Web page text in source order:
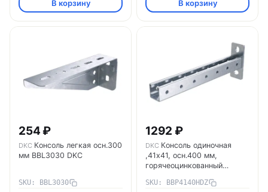
В корзину В корзину
254 ₽
DKC Консоль легкая осн.300
мм BBL3030 DKC
SKU: BBL3030
1292 ₽
DKC Консоль одиночная
,41х41, осн.400 мм,
горячеоцинкованный
SKU: BBP4140HDZ